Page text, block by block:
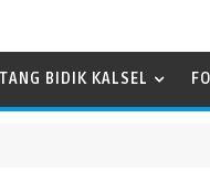
BIDIK KALSEL